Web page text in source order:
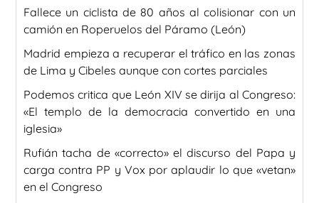
Fallece un ciclista de 80 años al colisionar con un
camión en Roperuelos del Páramo (León)
Madrid empieza a recuperar el tráfico en las zonas
de Lima y Cibeles aunque con cortes parciales
Podemos critica que León XIV se dirija al Congreso:
«El templo de la democracia convertido en una
iglesia»
Rufián tacha de «correcto» el discurso del Papa y
carga contra PP y Vox por aplaudir lo que «vetan»
en el Congreso